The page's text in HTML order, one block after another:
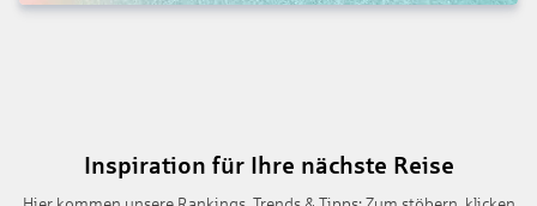
Inspiration für Ihre nächste Reise